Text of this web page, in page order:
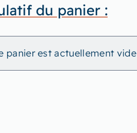
du panier :
panier est actuellement